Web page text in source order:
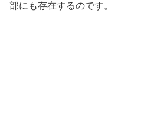
部にも存在するのです。